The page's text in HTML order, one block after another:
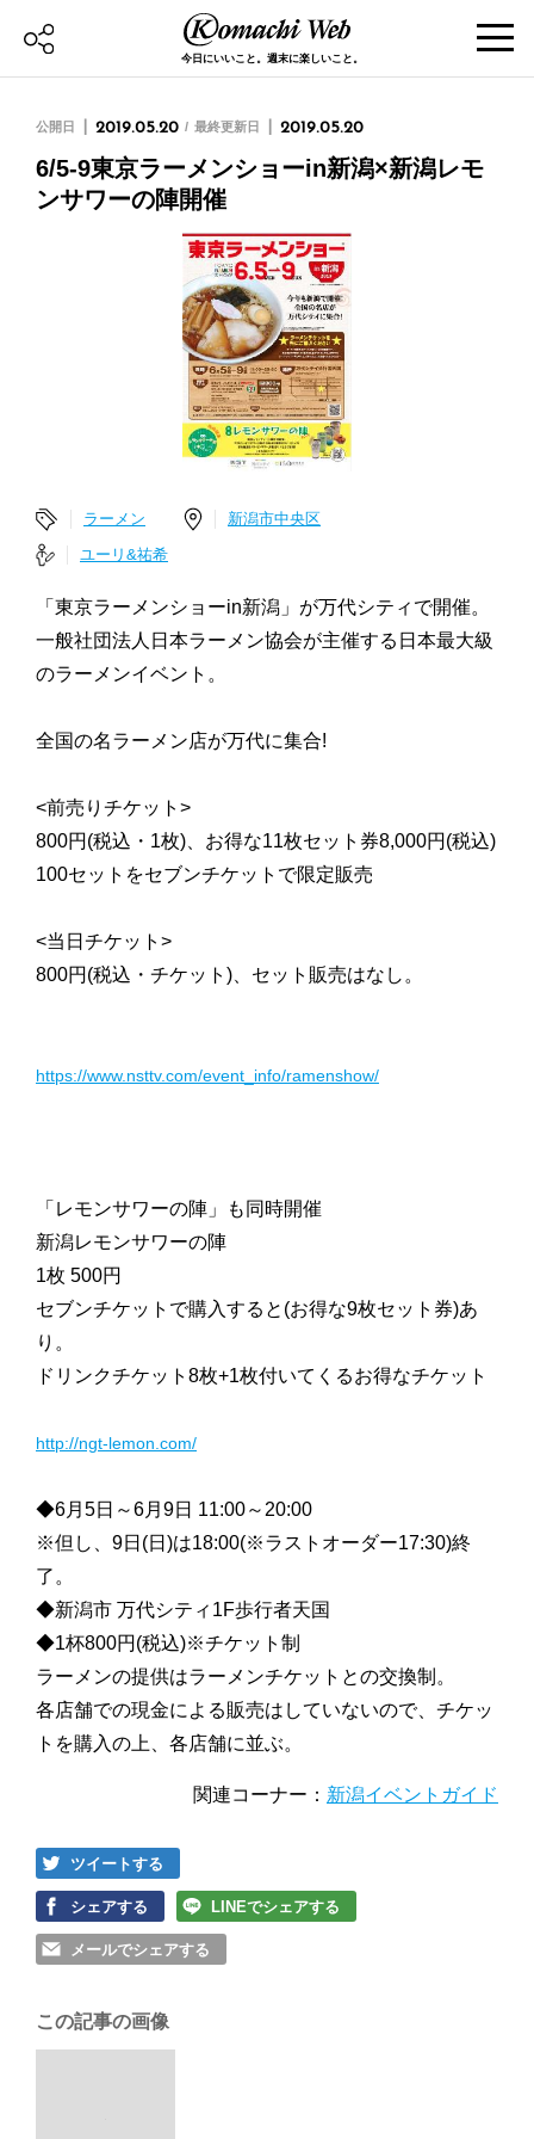
今日にいいこと。週末に楽しいこと。
公開日 2019.05.20 最終更新日 2019.05.20
6/5-9東京ラーメンショーin新潟×新潟レモ
ンサワーの陣開催
ラーメン
新潟市中央区
ユーリ&祐希
「東京ラーメンショーin新潟」が万代シティで開催。
一般社団法人日本ラーメン協会が主催する日本最大級
のラーメンイベント。
全国の名ラーメン店が万代に集合!
<前売りチケット>
800円(税込・1枚)、お得な11枚セット券8,000円(税込)
100セットをセブンチケットで限定販売
<当日チケット>
800円(税込・チケット)、セット販売はなし。
https://www.nsttv.com/event_info/ramenshow/
「レモンサワーの陣」も同時開催
新潟レモンサワーの陣
1枚 500円
セブンチケットで購入すると(お得な9枚セット券)あ
り。
ドリンクチケット8枚+1枚付いてくるお得なチケット
http://ngt-lemon.com/
◆6月5日～6月9日 11:00～20:00
※但し、9日(日)は18:00(※ラストオーダー17:30)終
了。
◆新潟市 万代シティ1F歩行者天国
◆1杯800円(税込)※チケット制
ラーメンの提供はラーメンチケットとの交換制。
各店舗での現金による販売はしていないので、チケッ
トを購入の上、各店舗に並ぶ。
関連コーナー： 新潟イベントガイド
ツイートする
シェアする LINEでシェアする
メールでシェアする
この記事の画像